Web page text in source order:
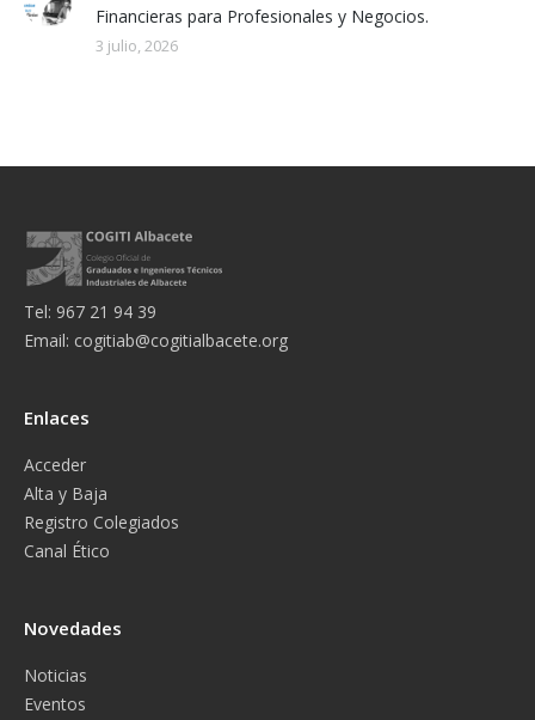
Financieras para Profesionales y Negocios.
3 julio, 2026
Tel: 967 21 94 39
Email: cogitiab@cogitialbacete.org
Enlaces
Acceder
Alta y Baja
Registro Colegiados
Canal Ético
Novedades
Noticias
Eventos